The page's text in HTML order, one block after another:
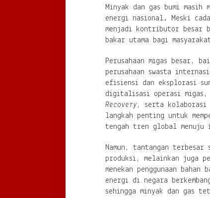
Minyak dan gas bumi masih
energi nasional. Meski
menjadi kontributor besar
bakar utama bagi
Perusahaan migas besar,
perusahaan swasta
efisiensi dan eksplorasi
digitalisasi operasi migas,
Recovery, serta kolaborasi
langkah penting untuk
tengah tren global
Namun, tantangan terbesar
produksi, melainkan juga
menekan penggunaan
energi di negara
sehingga minyak dan gas